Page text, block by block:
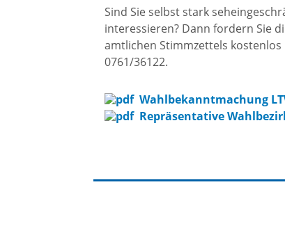
Waldhilsbach
Sind Sie selbst stark
interessieren? Dann fordern Sie
amtlichen Stimmzettels
0761/36122.
Wahlbekanntmachung
Repräsentative